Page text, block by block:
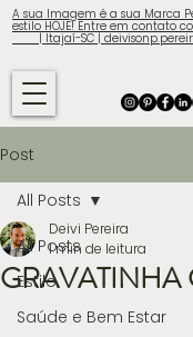
A sua Imagem é a sua Marca
estilo HOJE! Entre em contato
| Itajaí-SC |
Post
All Posts
Estilo
Saúde e Bem Estar
All Posts
GRAVATINHA
Deivi Pereira
1 min de leitura